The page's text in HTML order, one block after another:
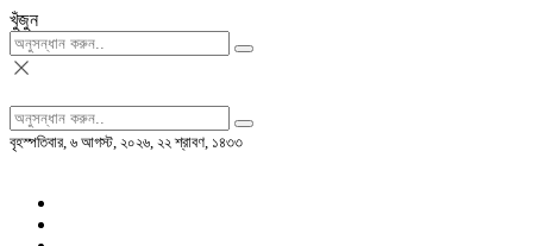
খুঁজুন
বৃহস্পতিবার, ৬ আগস্ট, ২০২৬, ২২ শ্রাবণ, ১৪৩৩